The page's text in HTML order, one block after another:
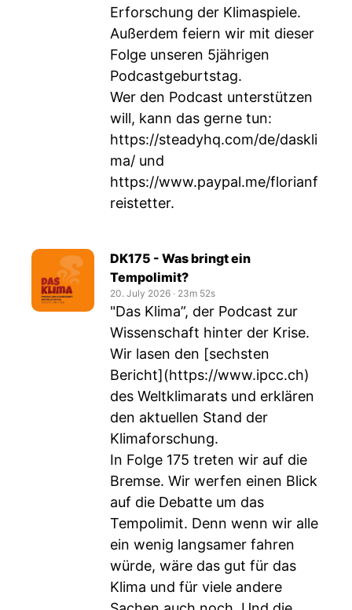
Erforschung der Klimaspiele.
Außerdem feiern wir mit dieser
Folge unseren 5jährigen
Podcastgeburtstag.
Wer den Podcast unterstützen
will, kann das gerne tun:
https://steadyhq.com/de/daskli
ma/ und
https://www.paypal.me/florianf
reistetter.
DK175 - Was bringt ein
Tempolimit?
20. July 2026 ‧ 23m 52s
"Das Klima”, der Podcast zur
Wissenschaft hinter der Krise.
Wir lasen den [sechsten
Bericht](https://www.ipcc.ch)
des Weltklimarats und erklären
den aktuellen Stand der
Klimaforschung.
In Folge 175 treten wir auf die
Bremse. Wir werfen einen Blick
auf die Debatte um das
Tempolimit. Denn wenn wir alle
ein wenig langsamer fahren
würde, wäre das gut für das
Klima und für viele andere